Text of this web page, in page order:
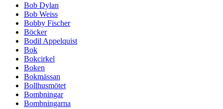
Bob Dylan
Bob Weiss
Bobby Fischer
Böcker
Bodil Appelquist
Bok
Bokcirkel
Boken
Bokmässan
Bollhusmötet
Bombningar
Bombningarna